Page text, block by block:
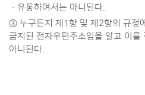
·유통하여서는 아니된다.
③ 누구든지 제1항 및 제2항의 규정
금지된 전자우편주소임을 알고 이를
아니된다.